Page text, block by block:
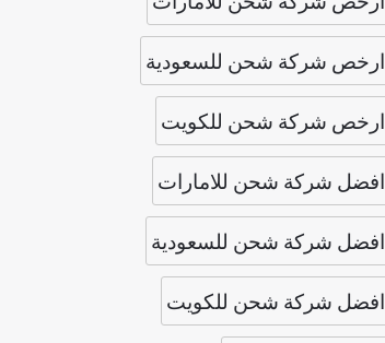
ارخص شركة شحن للسعودية
ارخص شركة شحن للكويت
افضل شركة شحن للامارات
افضل شركة شحن للسعودية
افضل شركة شحن للكويت